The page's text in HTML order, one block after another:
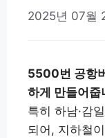
2025년 07월
5500번 공항
하게 만들어줍
특히 하남·감
되어, 지하철